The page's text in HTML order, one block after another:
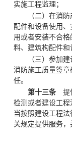
实施工程监理；
（二）在消
配件和设备使用
用或者安装不合
料、建筑构配件和
（三）参加
消防施工质量签
任。
第十三条 提
检测或者建设工
当按照建设工程
关规定提供服务，